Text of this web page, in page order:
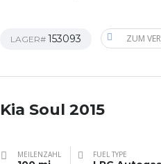
LAGER# 153093 ZUM
Kia Soul 2015
MEILENZAHL FUEL TYPE